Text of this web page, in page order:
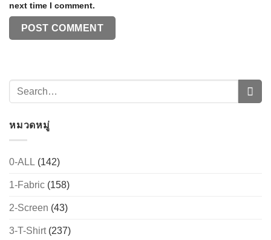
next time I comment.
หมวดหมู่
0-ALL (142)
1-Fabric (158)
2-Screen (43)
3-T-Shirt(237)